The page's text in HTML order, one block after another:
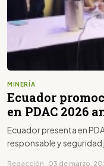
MINERÍA
Ecuador
en PDAC 2026
Ecuador presenta en
responsable y
Redacción · 03 de marzo,